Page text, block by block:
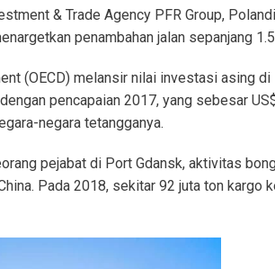
& Trade Agency PFR Group,
penambahan jalan sepanjang
(OECD) melansir nilai investasi asing
pencapaian 2017, yang sebesar
negara tetangganya.
pejabat di Port Gdansk, aktivitas
Pada 2018, sekitar 92 juta ton kargo